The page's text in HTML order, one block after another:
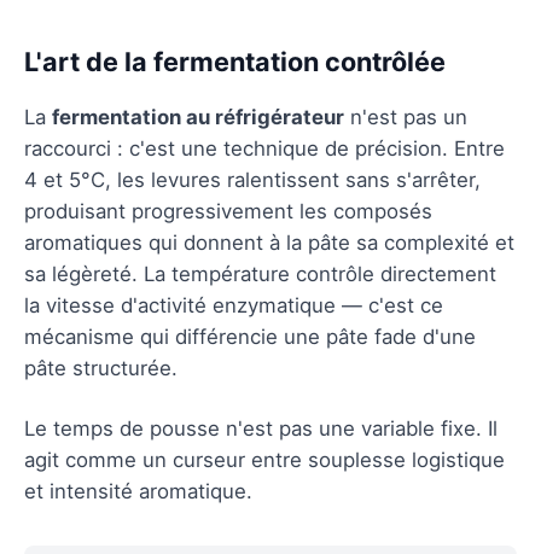
L'art de la fermentation contrôlée
La fermentation au réfrigérateur n'est pas un
raccourci : c'est une technique de précision. Entre
4 et 5°C, les levures ralentissent sans s'arrêter,
produisant progressivement les composés
aromatiques qui donnent à la pâte sa complexité et
sa légèreté. La température contrôle directement
la vitesse d'activité enzymatique — c'est ce
mécanisme qui différencie une pâte fade d'une
pâte structurée.
Le temps de pousse n'est pas une variable fixe. Il
agit comme un curseur entre souplesse logistique
et intensité aromatique.